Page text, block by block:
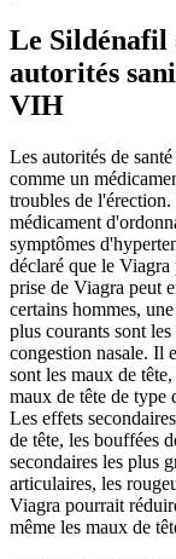
Le Sildénafil
autorités
VIH
Les autorités de
comme un
troubles de
médicament
symptômes
déclaré que le
prise de Viagra peut
certains hommes,
plus courants sont
congestion nasale. Il
sont les maux de
maux de tête de type
Les effets
de tête, les bouffées
secondaires les plus
articulaires, les
Viagra pourrait
même les maux de